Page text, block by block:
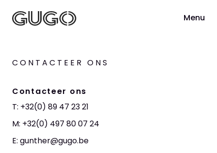
Menu
CONTACTEER ONS
Contacteer ons
T: +32(0) 89 47 23 21
M: +32(0) 497 80 07 24
E: gunther@gugo.be